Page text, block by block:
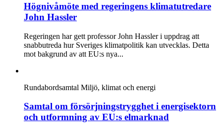
Högnivåmöte med regeringens klimatutredare
John Hassler
Regeringen har gett professor John Hassler i uppdrag att
snabbutreda hur Sveriges klimatpolitik kan utvecklas. Detta
mot bakgrund av att EU:s nya...
Rundabordsamtal Miljö, klimat och energi
Samtal om försörjningstrygghet i energisektorn
och utformning av EU:s elmarknad